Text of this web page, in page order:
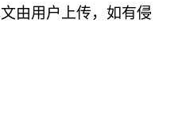
由用户上传，如有侵